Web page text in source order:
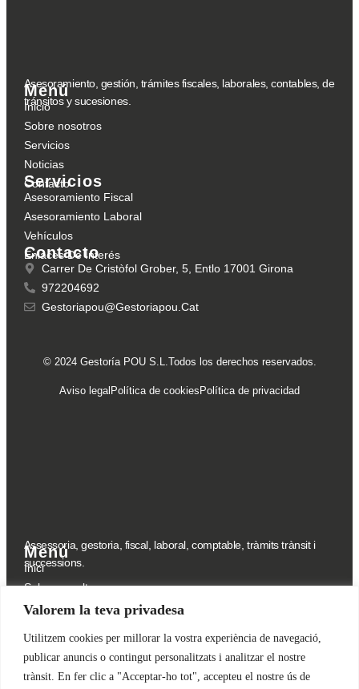
Valorem la teva privadesa
Utilitzem cookies per millorar la vostra experiència de navegació,
publicar anuncis o contingut personalitzats i analitzar el nostre
trànsit. En fer clic a "Acceptar-ho tot", accepteu el nostre ús de
Asesoramiento, gestión, trámites fiscales, laborales, contables, de
tránsitos y sucesiones.
Menú
Inicio
Sobre nosotros
Servicios
Noticias
Contacto
Servicios
Asesoramiento Fiscal
Asesoramiento Laboral
Vehículos
Enlaces De Interés
Contacto
Carrer De Cristòfol Grober, 5, Entlo 17001 Girona
972204692
Gestoriapou@gestoriapou.cat
© 2024 Gestoría POU S.L.Todos los derechos reservados.
Aviso legalPolítica de cookiesPolítica de privacidad
Assessoria, gestoria, fiscal, laboral, comptable, tràmits trànsit i
successions.
Menú
Inici
Sobre nosaltres
Serveis
Assessorament Fiscal
Assessorament Laboral
Vehicles